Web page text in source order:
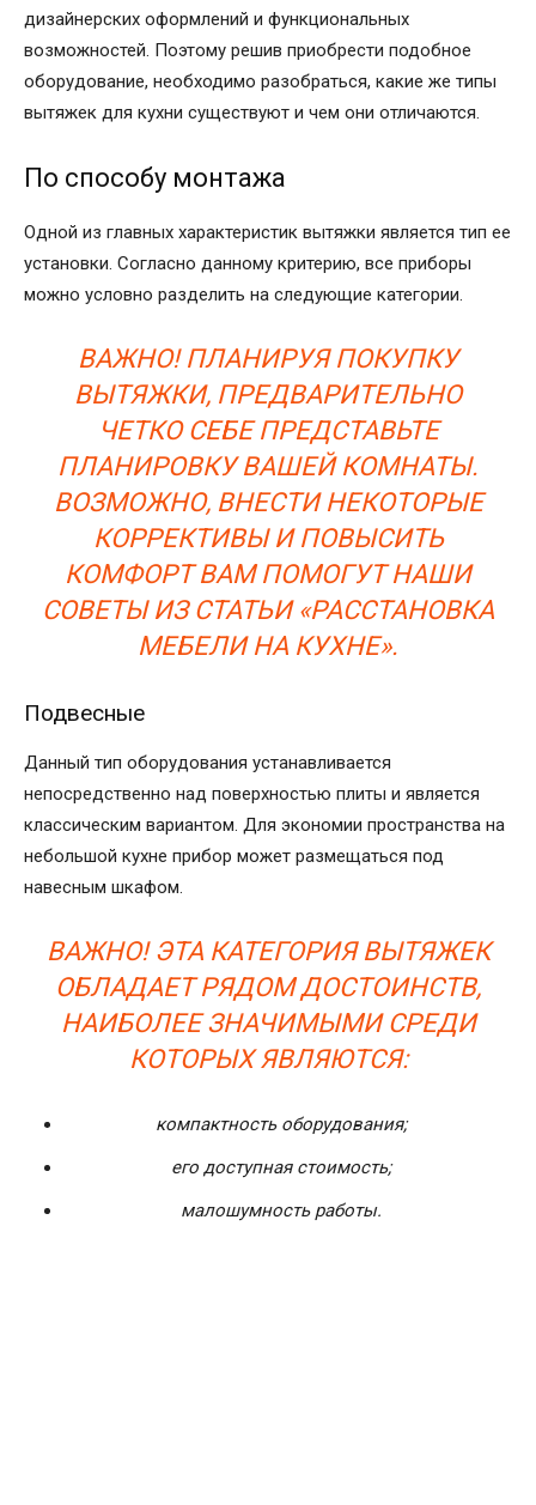
дизайнерских оформлений и функциональных
возможностей. Поэтому решив приобрести подобное
оборудование, необходимо разобраться, какие же типы
вытяжек для кухни существуют и чем они отличаются.
По способу монтажа
Одной из главных характеристик вытяжки является тип ее
установки. Согласно данному критерию, все приборы
можно условно разделить на следующие категории.
ВАЖНО! ПЛАНИРУЯ ПОКУПКУ
ВЫТЯЖКИ, ПРЕДВАРИТЕЛЬНО
ЧЕТКО СЕБЕ ПРЕДСТАВЬТЕ
ПЛАНИРОВКУ ВАШЕЙ КОМНАТЫ.
ВОЗМОЖНО, ВНЕСТИ НЕКОТОРЫЕ
КОРРЕКТИВЫ И ПОВЫСИТЬ
КОМФОРТ ВАМ ПОМОГУТ НАШИ
СОВЕТЫ ИЗ СТАТЬИ «РАССТАНОВКА
МЕБЕЛИ НА КУХНЕ».
Подвесные
Данный тип оборудования устанавливается
непосредственно над поверхностью плиты и является
классическим вариантом. Для экономии пространства на
небольшой кухне прибор может размещаться под
навесным шкафом.
ВАЖНО! ЭТА КАТЕГОРИЯ ВЫТЯЖЕК
ОБЛАДАЕТ РЯДОМ ДОСТОИНСТВ,
НАИБОЛЕЕ ЗНАЧИМЫМИ СРЕДИ
КОТОРЫХ ЯВЛЯЮТСЯ:
компактность оборудования;
его доступная стоимость;
малошумность работы.